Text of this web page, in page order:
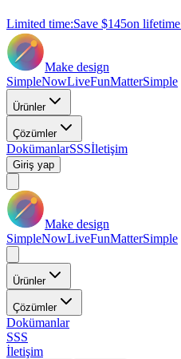
Limited time:Save $145on lifetime
Make design
SimpleNowLiveFunMatterSimple
Ürünler
Çözümler
DokümanlarSSSİletişim
Giriş yap
Make design
SimpleNowLiveFunMatterSimple
Ürünler
Çözümler
Dokümanlar
SSS
İletişim